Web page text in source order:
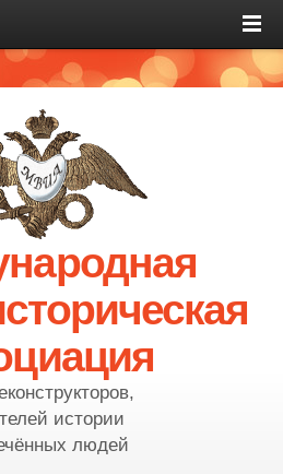
истории
людей